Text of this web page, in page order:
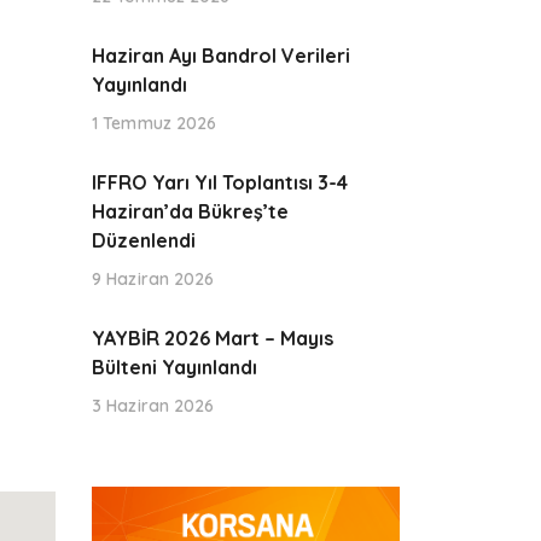
Haziran Ayı Bandrol Verileri
Yayınlandı
1 Temmuz 2026
IFFRO Yarı Yıl Toplantısı 3-4
Haziran’da Bükreş’te
Düzenlendi
9 Haziran 2026
YAYBİR 2026 Mart – Mayıs
Bülteni Yayınlandı
3 Haziran 2026